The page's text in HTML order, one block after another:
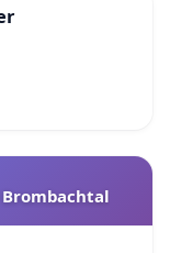
Brombachtal